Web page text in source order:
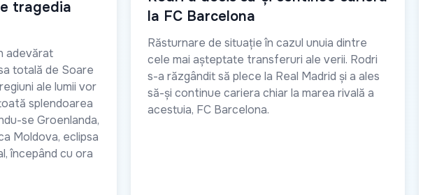
tragedia
adevărat
totală de Soare
ale lumii vor
splendoarea
se Groenlanda,
Moldova, eclipsa
începând cu ora
la FC Barcelona
Răsturnare de situație în cazul unuia dintre
cele mai așteptate transferuri ale verii. Rodri
s-a răzgândit să plece la Real Madrid și a ales
să-și continue cariera chiar la marea rivală a
acestuia, FC Barcelona.